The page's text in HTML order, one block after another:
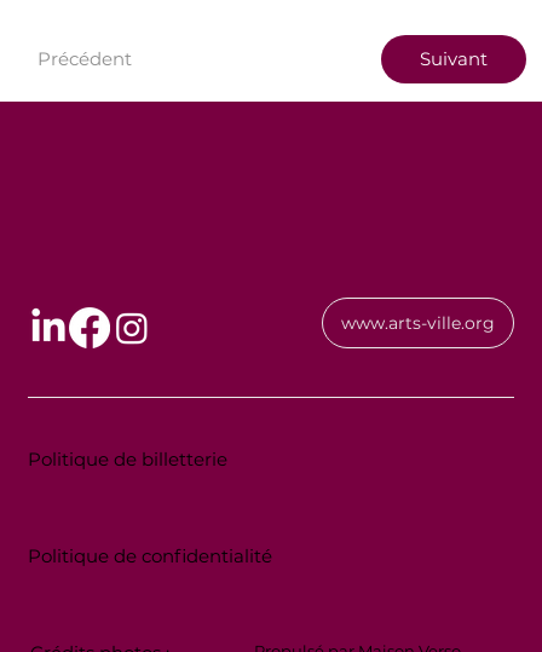
Précédent Suivant
www.arts-ville.org
Politique de confidentialité
Politique de billetterie